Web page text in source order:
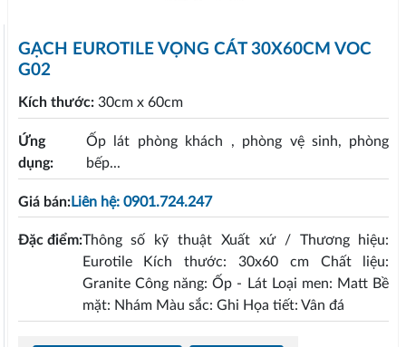
GẠCH EUROTILE VỌNG CÁT 30X60CM VOC
G02
Kích thước: 30cm x 60cm
Ứng
dụng:
Ốp lát phòng khách , phòng vệ sinh, phòng
bếp...
Giá bán:Liên hệ: 0901.724.247
Đặc điểm:Thông số kỹ thuật Xuất xứ / Thương hiệu:
Eurotile Kích thước: 30x60 cm Chất liệu:
Granite Công năng: Ốp - Lát Loại men: Matt Bề
mặt: Nhám Màu sắc: Ghi Họa tiết: Vân đá